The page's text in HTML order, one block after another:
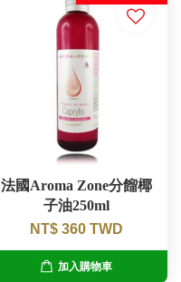
法國Aroma Zone分餾椰
子油250ml
NT$ 360 TWD
加入購物車